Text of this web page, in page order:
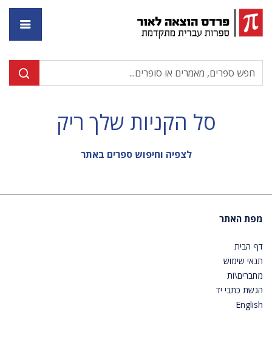
סל הקניות שלך ריק
לצפיה וחיפוש ספרים באתר
מפת האתר
דף הבית
תנאי שימוש
מחברים\ות
הגשת כתבי יד
English